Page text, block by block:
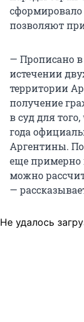
позволяют
— Прописано
истечении
территории
получение
в суд для
года
Аргентины.
еще примерно
можно
—
Не удалось